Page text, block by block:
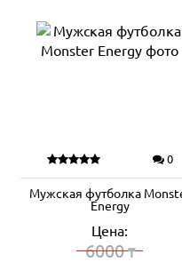
0
Мужская футболка
Energy
Цена:
6000₸